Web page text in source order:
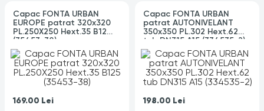
Capac FONTA URBAN
EUROPE patrat 320x320
PL.250X250 Hext.35 B125
(35453-38)
169.00 Lei
Capac FONTA URBAN
patrat AUTONIVELANT
350x350 PL.302 Hext.62
tub DN315 A15 (334535-2)
198.00 Lei